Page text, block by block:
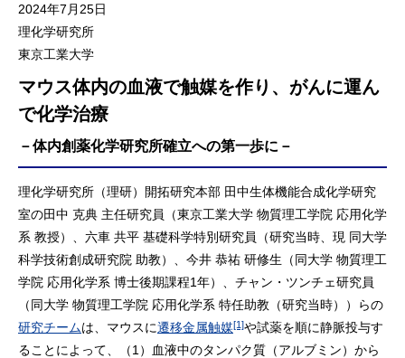
2024年7月25日
理化学研究所
東京工業大学
マウス体内の血液で触媒を作り、がんに運ん
で化学治療
－体内創薬化学研究所確立への第一歩に－
理化学研究所（理研）開拓研究本部 田中生体機能合成化学研究
室の田中 克典 主任研究員（東京工業大学 物質理工学院 応用化学
系 教授）、六車 共平 基礎科学特別研究員（研究当時、現 同大学
科学技術創成研究院 助教）、今井 恭祐 研修生（同大学 物質理工
学院 応用化学系 博士後期課程1年）、チャン・ツンチェ研究員
（同大学 物質理工学院 応用化学系 特任助教（研究当時））らの
研究チームは、マウスに遷移金属触媒[1]や試薬を順に静脈投与す
ることによって、（1）血液中のタンパク質（アルブミン）から